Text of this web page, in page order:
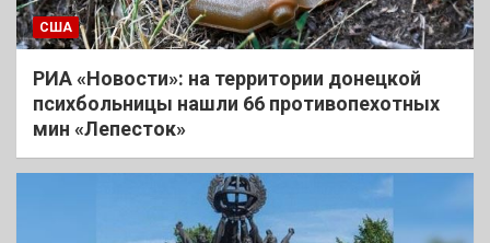
США
РИА «Новости»: на территории донецкой
психбольницы нашли 66 противопехотных
мин «Лепесток»